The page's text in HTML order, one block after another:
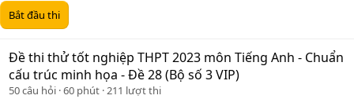
Bắt đầu thi
Đề thi thử tốt nghiệp THPT 2023 môn Tiếng Anh - Chuẩn
cấu trúc minh họa - Đề 28 (Bộ số 3 VIP)
50 câu hỏi 60 phút 211 lượt thi